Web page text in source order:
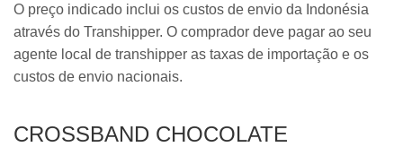
O preço indicado inclui os custos de envio da Indonésia
através do Transhipper. O comprador deve pagar ao seu
agente local de transhipper as taxas de importação e os
custos de envio nacionais.
CROSSBAND CHOCOLATE